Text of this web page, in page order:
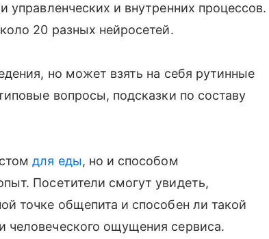
управленческих и внутренних процессов.
20 разных нейросетей.
но может взять на себя рутинные
вопросы, подсказки по составу
для еды, но и способом
Посетители смогут увидеть,
точке общепита и способен ли такой
человеческого ощущения сервиса.